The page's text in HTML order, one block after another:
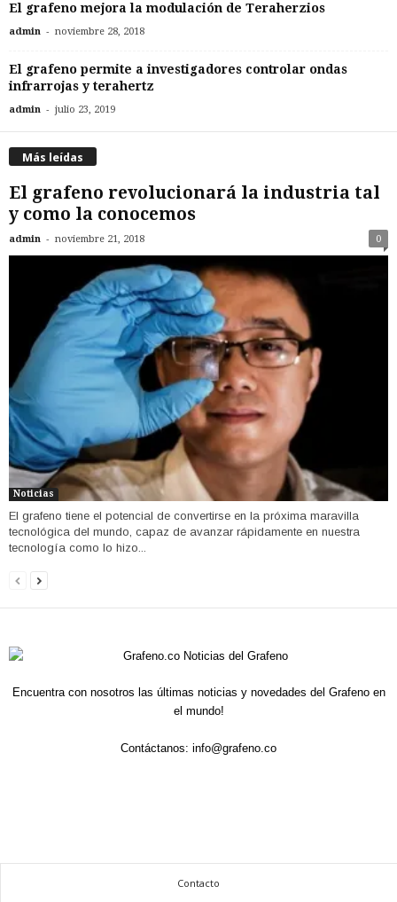
El grafeno mejora la modulación de Teraherzios
admin - noviembre 28, 2018
El grafeno permite a investigadores controlar ondas
infrarrojas y terahertz
admin - julio 23, 2019
Más leídas
El grafeno revolucionará la industria tal
y como la conocemos
admin - noviembre 21, 2018 0
Noticias
El grafeno tiene el potencial de convertirse en la próxima maravilla
tecnológica del mundo, capaz de avanzar rápidamente en nuestra
tecnología como lo hizo...
Encuentra con nosotros las últimas noticias y novedades del Grafeno en
el mundo!
Contáctanos: info@grafeno.co
Contacto